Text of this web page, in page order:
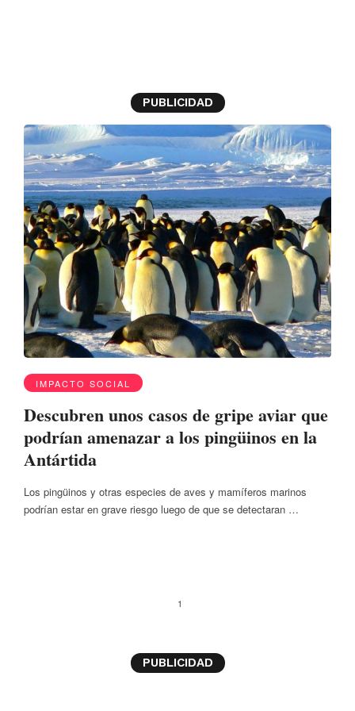
PUBLICIDAD
IMPACTO SOCIAL
Descubren unos casos de gripe aviar que
podrían amenazar a los pingüinos en la
Antártida
Los pingüinos y otras especies de aves y mamíferos marinos
podrían estar en grave riesgo luego de que se detectaran …
1
PUBLICIDAD